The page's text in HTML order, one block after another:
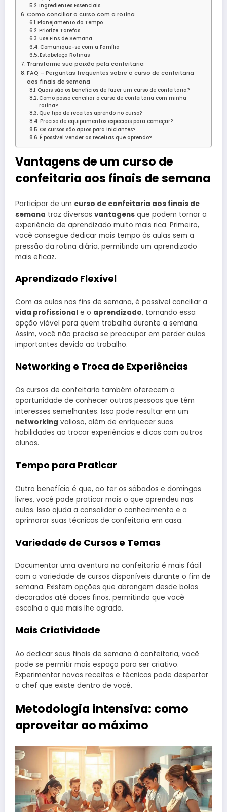
Ingredientes Essenciais
Como conciliar o curso com a rotina
Planejamento do Tempo
Priorize Tarefas
Use Fins de Semana
Comunique-se com a Família
Estabeleça Rotinas
Transforme sua paixão pela confeitaria
FAQ – Perguntas frequentes sobre o curso de confeitaria
aos finais de semana
Quais são os benefícios de fazer um curso de confeitaria?
Como posso conciliar o curso de confeitaria com minha
rotina?
Que tipo de receitas aprendo no curso?
Preciso de equipamentos especiais para começar?
Os cursos são aptos para iniciantes?
É possível vender as receitas que aprendo?
Vantagens de um curso de
confeitaria aos finais de semana
Participar de um curso de confeitaria aos finais de
semana traz diversas vantagens que podem tornar a
experiência de aprendizado muito mais rica. Primeiro,
você consegue dedicar mais tempo às aulas sem a
pressão da rotina diária, permitindo um aprendizado
mais eficaz.
Aprendizado Flexível
Com as aulas nos fins de semana, é possível conciliar a
vida profissional e o aprendizado, tornando essa
opção viável para quem trabalha durante a semana.
Assim, você não precisa se preocupar em perder aulas
importantes devido ao trabalho.
Networking e Troca de Experiências
Os cursos de confeitaria também oferecem a
oportunidade de conhecer outras pessoas que têm
interesses semelhantes. Isso pode resultar em um
networking valioso, além de enriquecer suas
habilidades ao trocar experiências e dicas com outros
alunos.
Tempo para Praticar
Outro benefício é que, ao ter os sábados e domingos
livres, você pode praticar mais o que aprendeu nas
aulas. Isso ajuda a consolidar o conhecimento e a
aprimorar suas técnicas de confeitaria em casa.
Variedade de Cursos e Temas
Documentar uma aventura na confeitaria é mais fácil
com a variedade de cursos disponíveis durante o fim de
semana. Existem opções que abrangem desde bolos
decorados até doces finos, permitindo que você
escolha o que mais lhe agrada.
Mais Criatividade
Ao dedicar seus finais de semana à confeitaria, você
pode se permitir mais espaço para ser criativo.
Experimentar novas receitas e técnicas pode despertar
o chef que existe dentro de você.
Metodologia intensiva: como
aproveitar ao máximo